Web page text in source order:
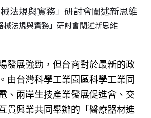
械法規與實務」研討會闡述新思維
發展強勁，但台商對於最新的政
由台灣科學工業園區科學工業同
、兩岸生技產業發展促進會、交
貴興業共同舉辦的「醫療器材進